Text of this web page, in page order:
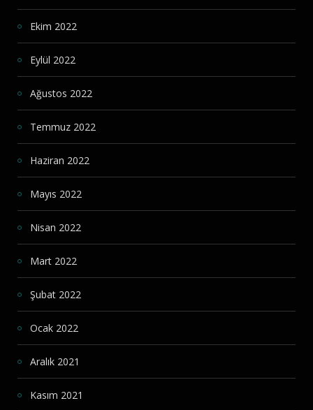
Ekim 2022
Eylül 2022
Ağustos 2022
Temmuz 2022
Haziran 2022
Mayıs 2022
Nisan 2022
Mart 2022
Şubat 2022
Ocak 2022
Aralık 2021
Kasım 2021